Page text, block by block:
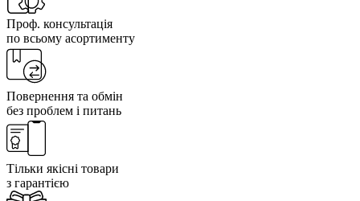
Проф. консультація
по всьому асортименту
Повернення та обмін
без проблем і питань
Тільки якісні товари
з гарантією